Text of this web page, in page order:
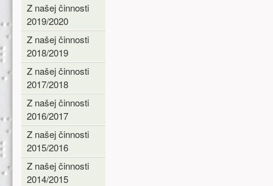
Z našej činnosti
2019/2020
Z našej činnosti
2018/2019
Z našej činnosti
2017/2018
Z našej činnosti
2016/2017
Z našej činnosti
2015/2016
Z našej činnosti
2014/2015